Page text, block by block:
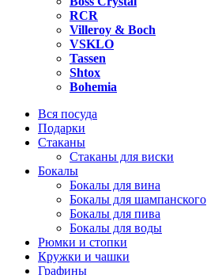
RCR
Villeroy & Boch
VSKLO
Tassen
Shtox
Bohemia
Вся посуда
Подарки
Стаканы
Стаканы для виски
Бокалы
Бокалы для вина
Бокалы для шампанского
Бокалы для пива
Бокалы для воды
Рюмки и стопки
Кружки и чашки
Графины